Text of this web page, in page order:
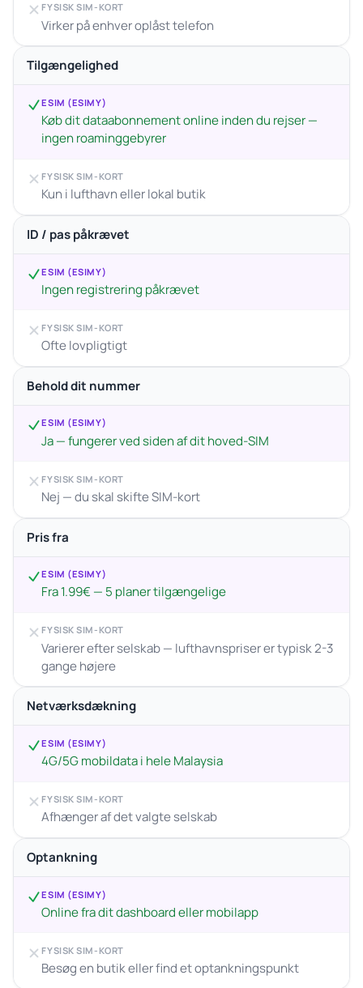
FYSISK SIM-KORT
Virker på enhver oplåst telefon
Tilgængelighed
ESIM (ESIMY)
Køb dit dataabonnement online inden du rejser —
ingen roaminggebyrer
FYSISK SIM-KORT
Kun i lufthavn eller lokal butik
ID / pas påkrævet
ESIM (ESIMY)
Ingen registrering påkrævet
FYSISK SIM-KORT
Ofte lovpligtigt
Behold dit nummer
ESIM (ESIMY)
Ja — fungerer ved siden af dit hoved-SIM
FYSISK SIM-KORT
Nej — du skal skifte SIM-kort
Pris fra
ESIM (ESIMY)
Fra 1.99€ — 5 planer tilgængelige
FYSISK SIM-KORT
Varierer efter selskab — lufthavnspriser er typisk 2-3
gange højere
Netværksdækning
ESIM (ESIMY)
4G/5G mobildata i hele Malaysia
FYSISK SIM-KORT
Afhænger af det valgte selskab
Optankning
ESIM (ESIMY)
Online fra dit dashboard eller mobilapp
FYSISK SIM-KORT
Besøg en butik eller find et optankningspunkt